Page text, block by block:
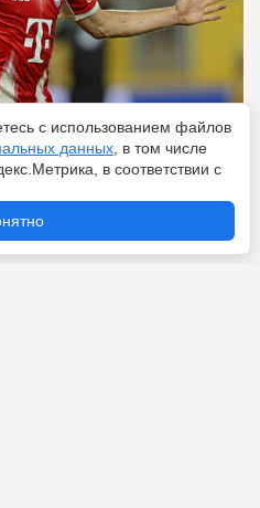
с использованием файлов
данных , в том числе
в соответствии с